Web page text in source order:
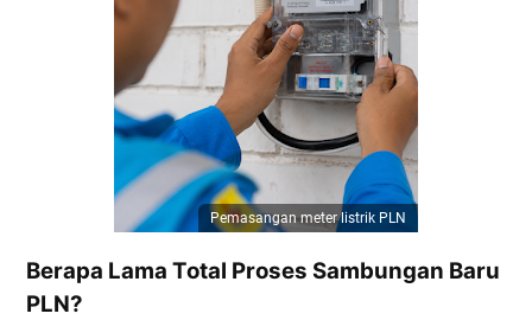
Pemasangan meter listrik PLN
Berapa Lama Total Proses Sambungan Baru
PLN?